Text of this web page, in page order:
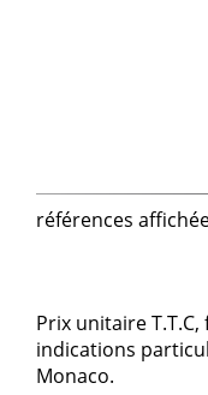
références
Prix unitaire
indications
Monaco.